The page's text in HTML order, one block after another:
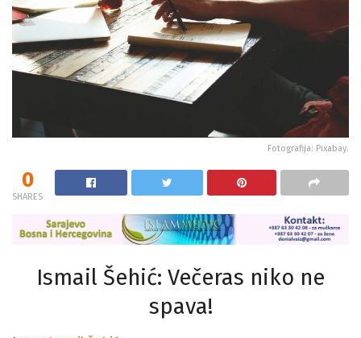
Fotografija: Pixabay.
0
SHARES
Ismail Šehić: Večeras niko ne
spava!